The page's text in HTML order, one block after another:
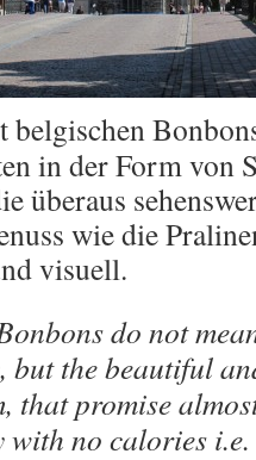
in der Form von
überaus
wie die
visuell.
do not
but the beautiful
that promise
with no calories